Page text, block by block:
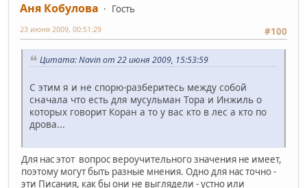
Аня Кобулова
Гость
#100
23 июня 2009, 00:51:29
Цитата: Navin от 22 июня 2009, 15:53:59
С этим я и не спорю-разберитесь между собой
сначала что есть для мусульман Тора и Инжиль о
которых говорит Коран а то у вас кто в лес а кто по
дрова...
Для нас этот вопрос вероучительного значения не имеет,
поэтому могут быть разные мнения. Одно для нас точно -
эти Писания, как бы они не выглядели - устно или